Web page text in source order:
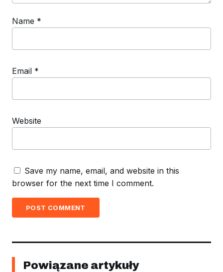
Name *
Email *
Website
Save my name, email, and website in this
browser for the next time I comment.
POST COMMENT
Powiązane artykuły